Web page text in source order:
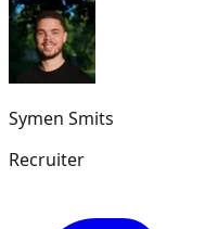
Symen Smits
Recruiter